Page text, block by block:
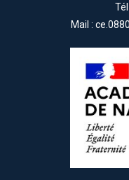
Mail :